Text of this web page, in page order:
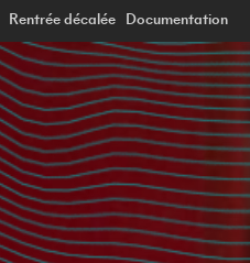
Rentrée décalée Documentation